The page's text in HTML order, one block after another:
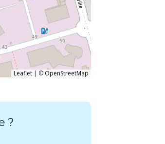
Leaflet | © OpenStreetMap
?